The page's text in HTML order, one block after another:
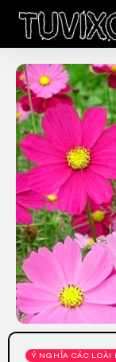
Ý NGHĨA CÁC LOÀI